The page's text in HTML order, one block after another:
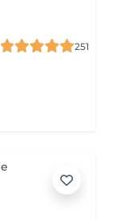
251